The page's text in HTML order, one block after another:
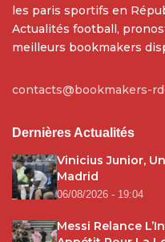
les paris sportifs en
Actualités football,
meilleurs bookmakers
contacts@bookmakers-
Dernières Actualités
Vinicius Junior,
Madrid
06/08/2026 - 19:04
Messi Relance